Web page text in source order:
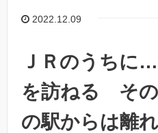
2022.12.09
ＪＲのうちに
を訪ねる その
の駅からは離